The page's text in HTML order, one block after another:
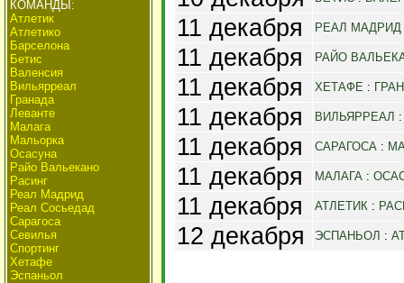
КОМАНДЫ:
Атлетик
Атлетико
Барселона
Бетис
Валенсия
Вильярреал
Гранада
Леванте
Малага
Мальорка
Осасуна
Райо Вальекано
Расинг
Реал Мадрид
Реал Сосьедад
Сарагоса
Севилья
Спортинг
Хетафе
Эспаньол
11 декабря РЕАЛ МАДРИД
11 декабря РАЙО
11 декабря ХЕТАФЕ :
11 декабря ВИЛЬЯРРЕАЛ
11 декабря САРАГОСА :
11 декабря МАЛАГА :
11 декабря АТЛЕТИК :
12 декабря ЭСПАНЬОЛ :